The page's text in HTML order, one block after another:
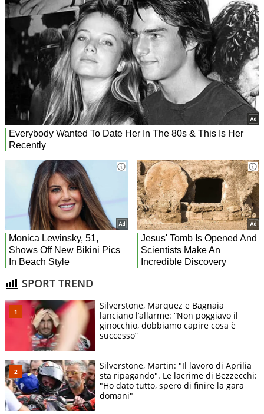
SPORT TREND
Silverstone, Marquez e Bagnaia
lanciano l’allarme: “Non poggiavo il
ginocchio, dobbiamo capire cosa è
successo”
Silverstone, Martin: "Il lavoro di Aprilia
sta ripagando". Le lacrime di Bezzecchi:
"Ho dato tutto, spero di finire la gara
domani"